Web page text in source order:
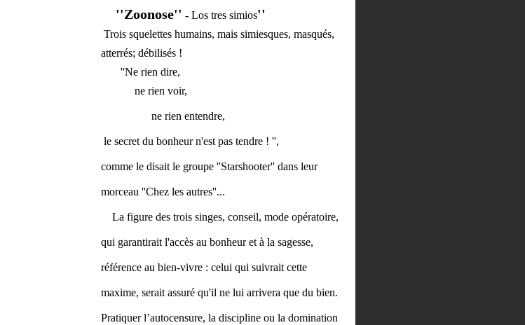
''Zoonose'' - Los tres simios''
Trois squelettes humains, mais simiesques, masqués,
atterrés; débilisés !
''Ne rien dire,
ne rien voir,
ne rien entendre,
le secret du bonheur n'est pas tendre ! '',
comme le disait le groupe ''Starshooter'' dans leur
morceau ''Chez les autres''...
La figure des trois singes, conseil, mode opératoire,
qui garantirait l'accès au bonheur et à la sagesse,
référence au bien-vivre : celui qui suivrait cette
maxime, serait assuré qu'il ne lui arrivera que du bien.
Pratiquer l’autocensure, la discipline ou la domination